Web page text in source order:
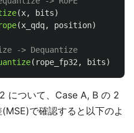
(x, bits)
(x_qdq, position)
( rope_fp32 , bits)
について、Case A, B の 2
で確認すると以下のよ